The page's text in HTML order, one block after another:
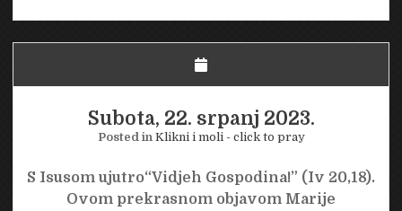
srpanj
2023.
Subota, 22. srpanj 2023.
Posted in Klikni i moli - click to pray
S Isusom ujutro“Vidjeh Gospodina!” (Iv 20,18).
Ovom prekrasnom objavom Marije